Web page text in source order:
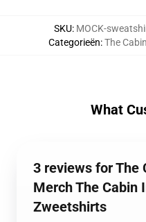
SKU: MOCK-
Categorieën:The
What
3 reviews for The
Merch The Cabin
Zweetshirts